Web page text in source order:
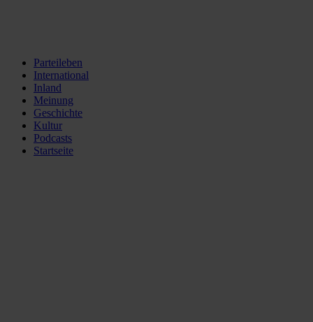
Parteileben
International
Inland
Meinung
Geschichte
Kultur
Podcasts
Startseite